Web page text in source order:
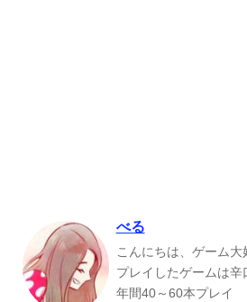
べる
こんにちは、ゲーム大
プレイしたゲームは
年間40～60本プレイ